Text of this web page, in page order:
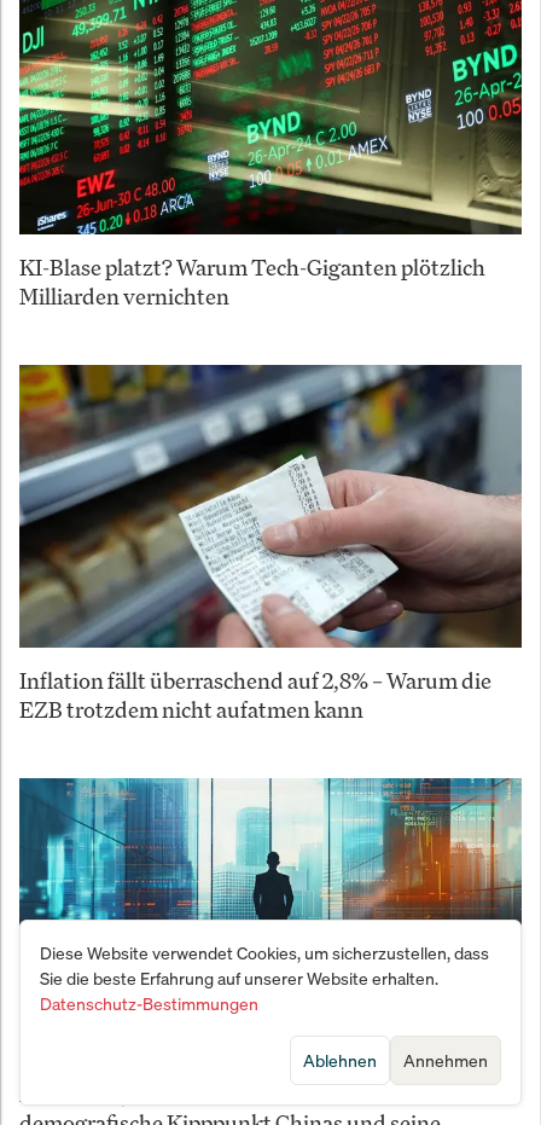
KI-Blase platzt? Warum Tech-Giganten plötzlich
Milliarden vernichten
Inflation fällt überraschend auf 2,8% – Warum die
EZB trotzdem nicht aufatmen kann
Michael C. Jakob – Der rationale Investor - Der
Diese Website verwendet Cookies, um sicherzustellen, dass
Sie die beste Erfahrung auf unserer Website erhalten.
Datenschutz-Bestimmungen
Annehmen
Ablehnen